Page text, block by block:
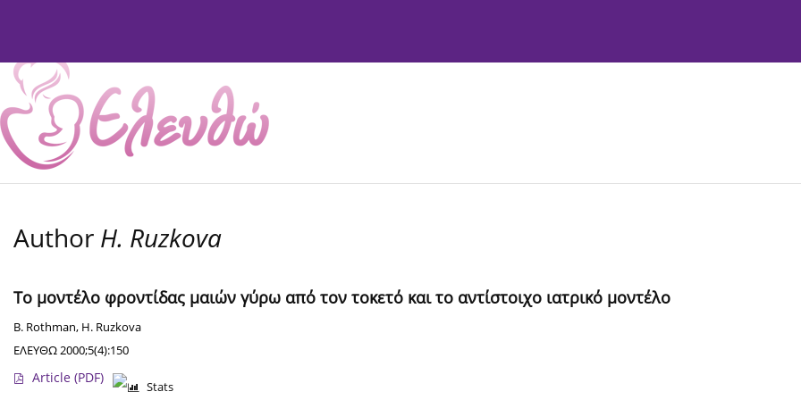
Author H. Ruzkova
Το μοντέλο φροντίδας μαιών γύρω από τον τοκετό και το αντίστοιχο ιατρικό μοντέλο
B. Rothman, H. Ruzkova
ΕΛΕΥΘΩ 2000;5(4):150
Article (PDF)
Stats